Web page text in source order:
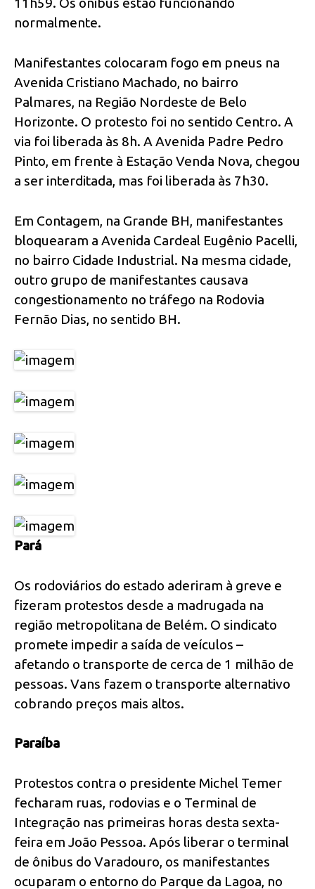
normalmente.
Manifestantes colocaram fogo em pneus na
Avenida Cristiano Machado, no bairro
Palmares, na Região Nordeste de Belo
Horizonte. O protesto foi no sentido Centro. A
via foi liberada às 8h. A Avenida Padre Pedro
Pinto, em frente à Estação Venda Nova, chegou
a ser interditada, mas foi liberada às 7h30.
Em Contagem, na Grande BH, manifestantes
bloquearam a Avenida Cardeal Eugênio Pacelli,
no bairro Cidade Industrial. Na mesma cidade,
outro grupo de manifestantes causava
congestionamento no tráfego na Rodovia
Fernão Dias, no sentido BH.
Pará
Os rodoviários do estado aderiram à greve e
fizeram protestos desde a madrugada na
região metropolitana de Belém. O sindicato
promete impedir a saída de veículos –
afetando o transporte de cerca de 1 milhão de
pessoas. Vans fazem o transporte alternativo
cobrando preços mais altos.
Paraíba
Protestos contra o presidente Michel Temer
fecharam ruas, rodovias e o Terminal de
Integração nas primeiras horas desta sexta-
feira em João Pessoa. Após liberar o terminal
de ônibus do Varadouro, os manifestantes
ocuparam o entorno do Parque da Lagoa, no